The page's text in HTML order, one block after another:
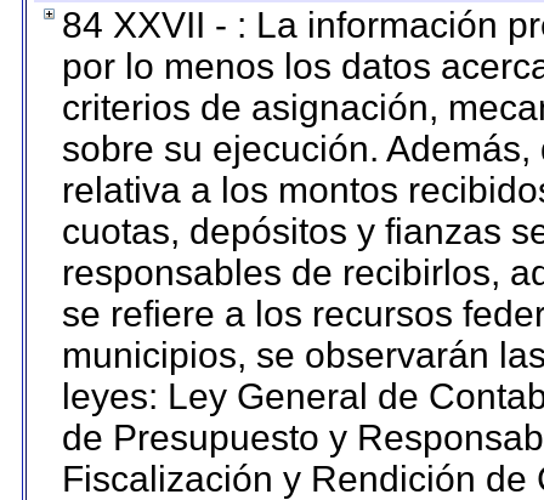
84 XXVII - : La información
por lo menos los datos
criterios de asignación,
sobre su ejecución.
relativa a los montos
cuotas, depósitos y fianzas
responsables de recibirlos,
se refiere a los recursos
municipios, se observarán
leyes: Ley General de
de Presupuesto y
Fiscalización y Rendición